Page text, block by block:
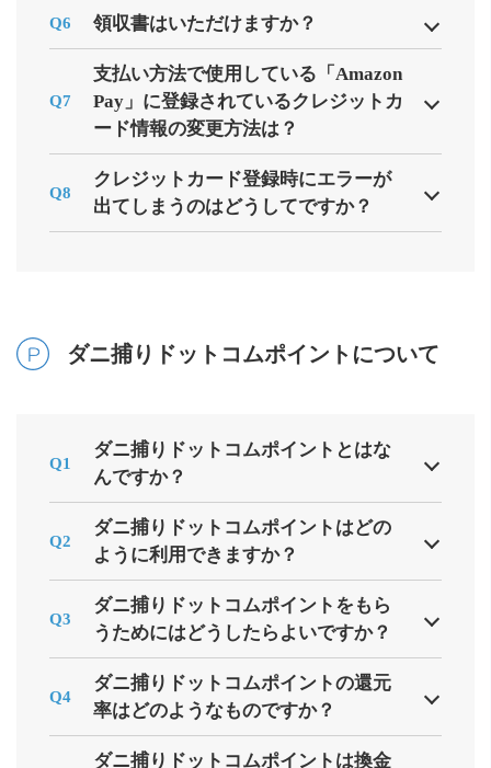
Q6 領収書はいただけますか？
Q7
支払い方法で使用している「Amazon
Pay」に登録されているクレジットカ
ード情報の変更方法は？
Q8
クレジットカード登録時にエラーが
出てしまうのはどうしてですか？
ダニ捕りドットコムポイントについて
Q1
ダニ捕りドットコムポイントとはな
んですか？
Q2
ダニ捕りドットコムポイントはどの
ように利用できますか？
Q3
ダニ捕りドットコムポイントをもら
うためにはどうしたらよいですか？
Q4
ダニ捕りドットコムポイントの還元
率はどのようなものですか？
ダニ捕りドットコムポイントは換金